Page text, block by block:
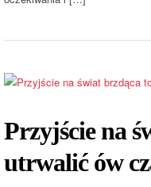
Przyjście na
utrwalić ów